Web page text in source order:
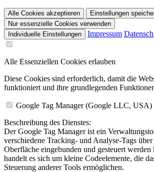
Alle Cookies akzeptieren
Einstellungen
Nur essenzielle Cookies verwenden
Individuelle Einstellungen
Impressum
Alle Essenziellen Cookies erlauben
Diese Cookies sind erforderlich, damit die
funktioniert und ihre grundlegenden
Google Tag Manager (Google LLC, USA)
Beschreibung des Dienstes:
Der Google Tag Manager ist ein
verschiedene Tracking- und Analyse-Tags
Oberfläche eingebunden und gesteuert werden
handelt es sich um kleine Codeelemente, die
Steuerung anderer Tools ermöglichen.